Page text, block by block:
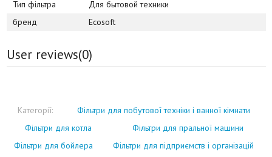
Тип фільтра
Для бытовой техники
бренд
Ecosoft
User reviews(0)
Категорії:
Фільтри для побутової техніки і ванної кімнати
Фільтри для котла
Фільтри для пральної машини
Фільтри для бойлера
Фільтри для підприємств і організацій